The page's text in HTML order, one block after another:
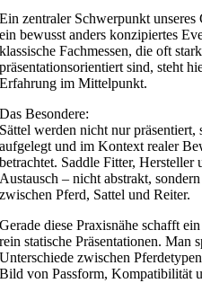
Ein zentraler Schwerpunkt
ein bewusst anders konzipiertes
klassische Fachmessen, die oft
präsentationsorientiert sind, steht
Erfahrung im Mittelpunkt.
Das Besondere:
Sättel werden nicht nur
aufgelegt und im Kontext realer
betrachtet. Saddle Fitter,
Austausch – nicht abstrakt,
zwischen Pferd, Sattel und Reiter.
Gerade diese Praxisnähe schafft
rein statische Präsentationen. Man
Unterschiede zwischen
Bild von Passform, Kompatibilität